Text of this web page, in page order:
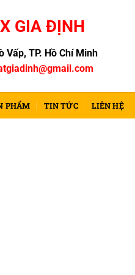
GIA ĐỊNH
Vấp, TP. Hồ Chí Minh
PHẨM TIN TỨC LIÊN HỆ